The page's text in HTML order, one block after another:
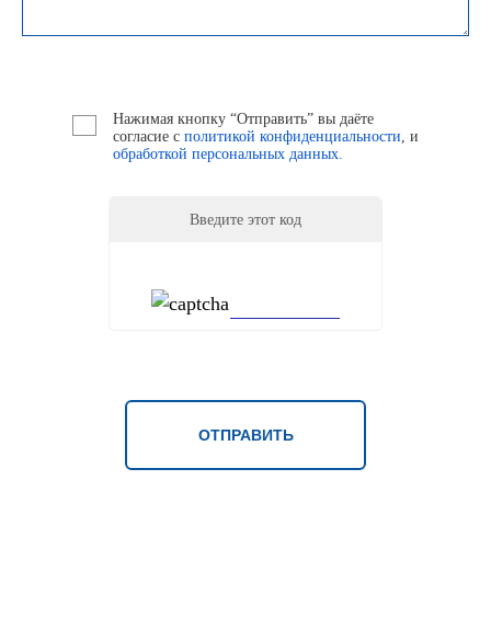
Нажимая кнопку “Отправить” вы даёте
согласие с политикой конфиденциальности, и
обработкой персональных данных.
Введите этот код